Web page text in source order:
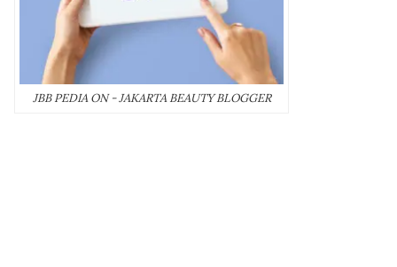
JBB PEDIA ON - JAKARTA BEAUTY BLOGGER